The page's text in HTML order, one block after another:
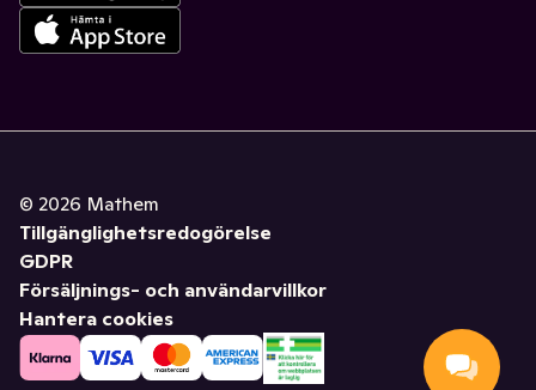
© 2026 Mathem
Tillgänglighetsredogörelse
GDPR
Försäljnings- och användarvillkor
Hantera cookies